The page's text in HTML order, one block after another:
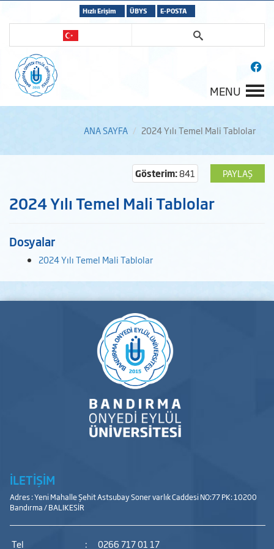
Hızlı Erişim ÜBYS E-POSTA
MENU
ANA SAYFA 2024 Yılı Temel Mali Tablolar
PAYLAŞ
Gösterim:841
2024 Yılı Temel Mali Tablolar
Dosyalar
2024 Yılı Temel Mali Tablolar
İLETİŞİM
Adres : Yeni Mahalle Şehit Astsubay Soner varlık Caddesi NO:77 PK: 10200
Bandırma / BALIKESİR
Tel : 0266 717 01 17